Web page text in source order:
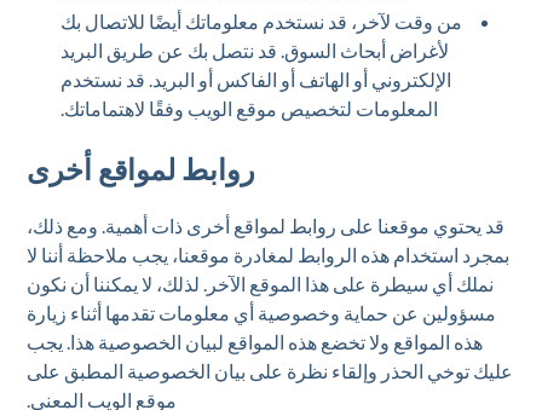
من وقت لآخر، قد نستخدم معلوماتك أيضًا للاتصال بك
لأغراض أبحاث السوق. قد نتصل بك عن طريق البريد
الإلكتروني أو الهاتف أو الفاكس أو البريد. قد نستخدم
المعلومات لتخصيص موقع الويب وفقًا لاهتماماتك.
روابط لمواقع أخرى
قد يحتوي موقعنا على روابط لمواقع أخرى ذات أهمية. ومع ذلك،
بمجرد استخدام هذه الروابط لمغادرة موقعنا، يجب ملاحظة أننا لا
نملك أي سيطرة على هذا الموقع الآخر. لذلك، لا يمكننا أن نكون
مسؤولين عن حماية وخصوصية أي معلومات تقدمها أثناء زيارة
هذه المواقع ولا تخضع هذه المواقع لبيان الخصوصية هذا. يجب
عليك توخي الحذر وإلقاء نظرة على بيان الخصوصية المطبق على
موقع الويب المعني.